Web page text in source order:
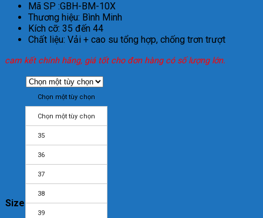
Mã SP :GBH-BM-10X
Thương hiệu: Bình Minh
Kích cỡ: 35 đến 44
Chất liệu: Vải + cao su tổng hợp, chống trơn trượt
cam kết chính hãng, giá tốt cho đơn hàng có số lượng lớn.
Size
Chọn một tùy chọn
Chọn một tùy chọn
35
36
37
38
39